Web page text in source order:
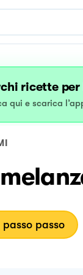
ricette per
qui e scarica
passo